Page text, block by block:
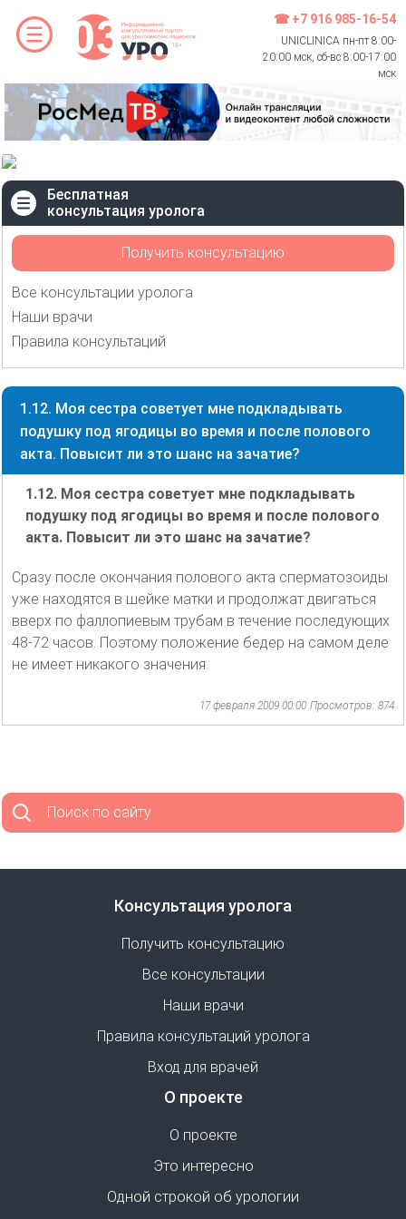
☎ +7 916 985-16-54
UNICLINICA пн-пт 8:00-
20:00 мск, сб-вс 8:00-17:00
мск
Бесплатная
консультация уролога
Получить консультацию
Все консультации уролога
Наши врачи
Правила консультаций
1.12. Моя сестра советует мне подкладывать
подушку под ягодицы во время и после полового
акта. Повысит ли это шанс на зачатие?
1.12. Моя сестра советует мне подкладывать
подушку под ягодицы во время и после полового
акта. Повысит ли это шанс на зачатие?
Сразу после окончания полового акта сперматозоиды
уже находятся в шейке матки и продолжат двигаться
вверх по фаллопиевым трубам в течение последующих
48-72 часов. Поэтому положение бедер на самом деле
не имеет никакого значения.
17 февраля 2009 00:00 Просмотров: 874
Поиск по сайту
Консультация уролога
Получить консультацию
Все консультации
Наши врачи
Правила консультаций уролога
Вход для врачей
О проекте
О проекте
Это интересно
Одной строкой об урологии